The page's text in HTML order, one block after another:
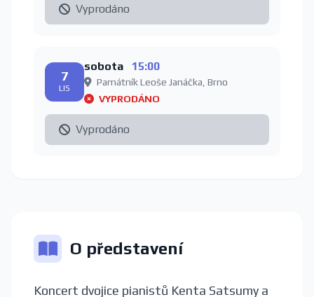
Vyprodáno
7
LIS
sobota 15:00
Památník Leoše Janáčka, Brno
VYPRODÁNO
Vyprodáno
O představení
Koncert dvojice pianistů Kenta Satsumy a